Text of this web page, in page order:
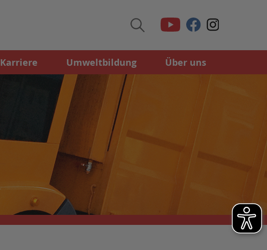
Karriere Umweltbildung Über uns